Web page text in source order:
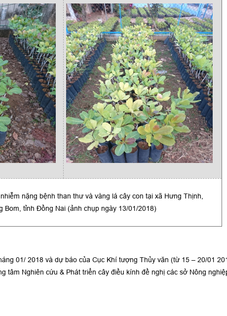
nặng bệnh than thư và vàng lá cây con tại xã Hưng Thịnh,
Bom, tỉnh Đồng Nai (ảnh chụp ngày 13/01/2018)
01/ 2018 và dự báo của Cục Khí tượng Thủy văn (từ 15 – 20/01
tâm Nghiên cứu & Phát triển cây điều kính đề nghị các sở Nông